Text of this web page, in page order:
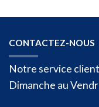
CONTACTEZ-NOUS
Notre service
Dimanche au